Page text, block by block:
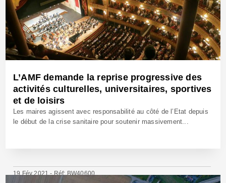
L’AMF demande la reprise progressive des
activités culturelles, universitaires, sportives
et de loisirs
Les maires agissent avec responsabilité au côté de l’Etat depuis
le début de la crise sanitaire pour soutenir massivement...
19 Fév 2021 - Réf: BW40600